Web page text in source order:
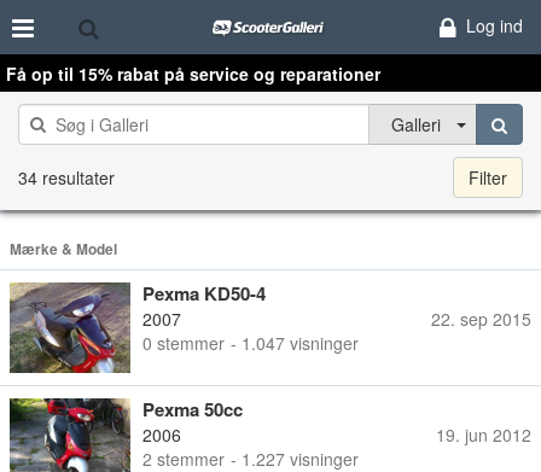
Log ind
Få op til 15% rabat på service og reparationer
Galleri
34 resultater Filter
Mærke & Model
Pexma KD50-4
2007
0 stemmer - 1.047 visninger
22. sep 2015
Pexma 50cc
2006
2 stemmer - 1.227 visninger
19. jun 2012